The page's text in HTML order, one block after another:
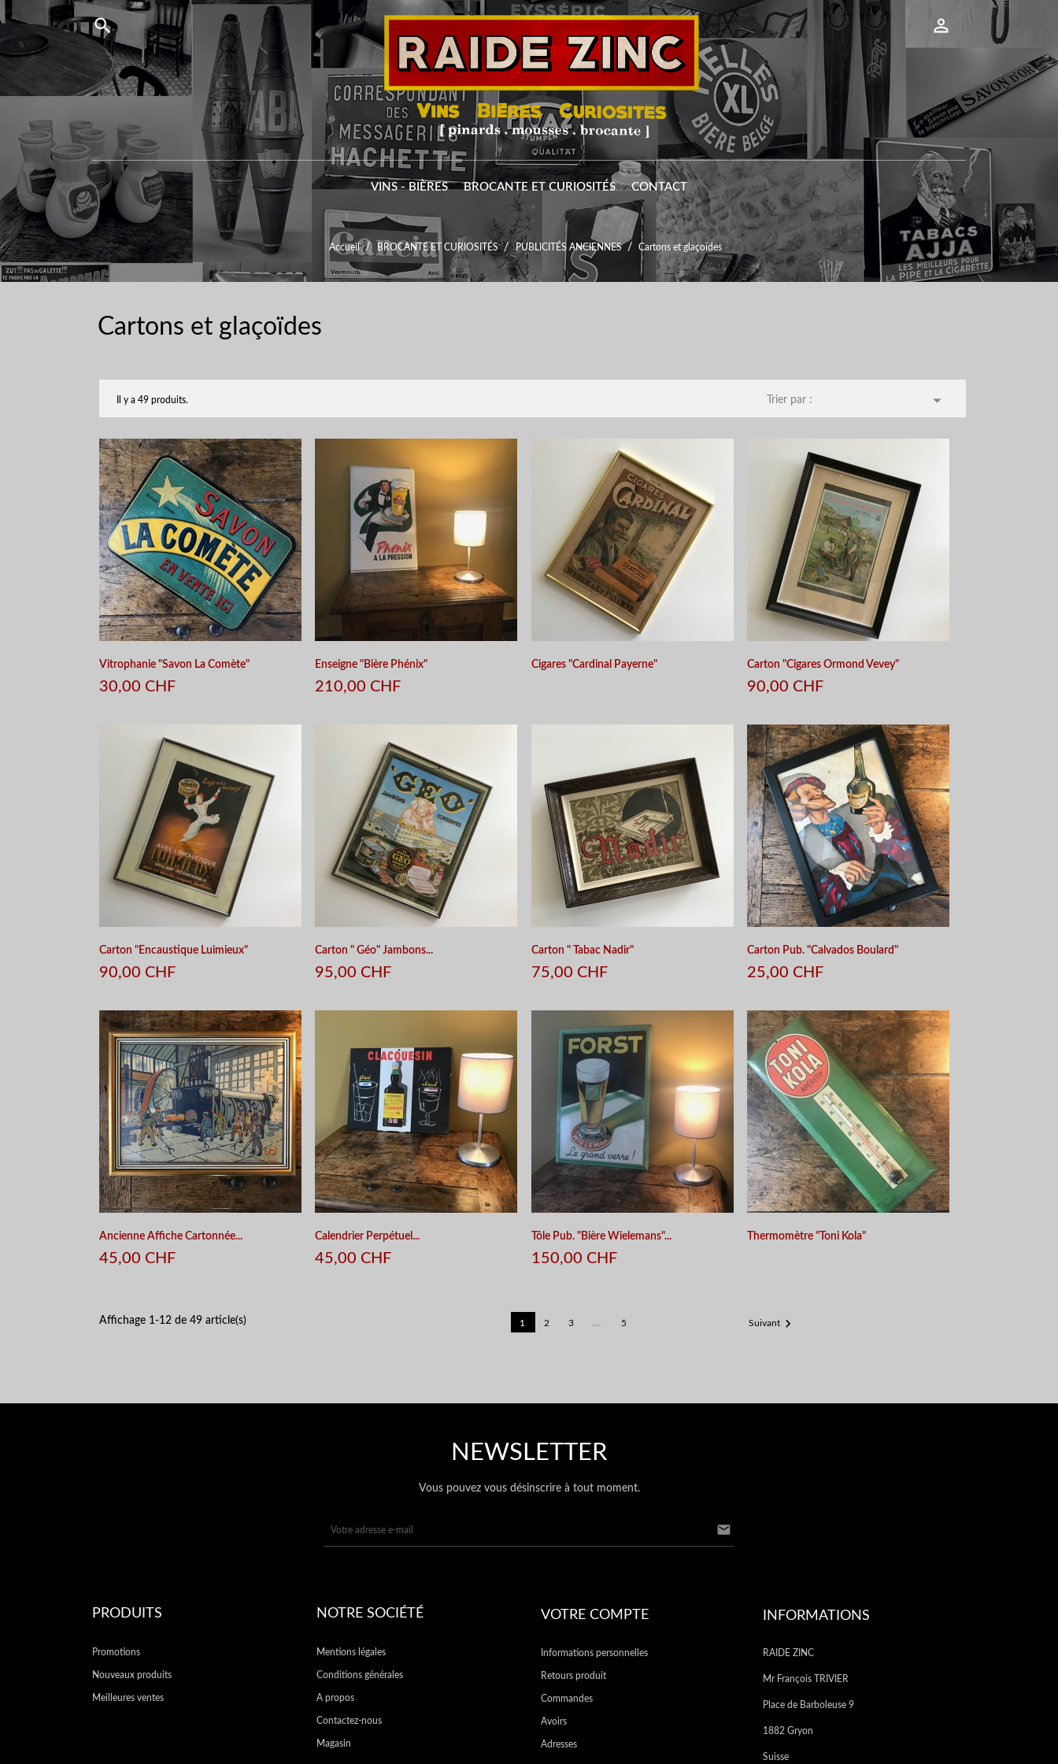
 
VINS - BIÈRES BROCANTE ET CURIOSITÉS CONTACT
Accueil BROCANTE ET CURIOSITÉS PUBLICITÉS ANCIENNES Cartons et glaçoïdes
Cartons et glaçoïdes
Il y a 49 produits. Trier par : 
APERÇU RAPIDE
Vitrophanie "Savon La Comète"
30,00 CHF
APERÇU RAPIDE
Enseigne "Bière Phénix"
210,00 CHF
APERÇU RAPIDE
Cigares "Cardinal Payerne"
APERÇU RAPIDE
Carton "Cigares Ormond Vevey"
90,00 CHF
APERÇU RAPIDE
Carton "Encaustique Luimieux"
90,00 CHF
APERÇU RAPIDE
Carton " Géo" Jambons...
95,00 CHF
APERÇU RAPIDE
Carton " Tabac Nadir"
75,00 CHF
APERÇU RAPIDE
Carton Pub. "Calvados Boulard"
25,00 CHF
Ancienne Affiche Cartonnée...
45,00 CHF
Calendrier Perpétuel...
45,00 CHF
Tôle Pub. "Bière Wielemans"...
150,00 CHF
Thermomètre "Toni Kola"
Affichage 1-12 de 49 article(s) 1 2 3 … 5 Suivant
NEWSLETTER
Vous pouvez vous désinscrire à tout moment.

PRODUITS
Promotions
Nouveaux produits
Meilleures ventes
NOTRE SOCIÉTÉ
Mentions légales
Conditions générales
A propos
Contactez-nous
Magasin
VOTRE COMPTE
Informations personnelles
Retours produit
Commandes
Avoirs
Adresses
INFORMATIONS
RAIDE ZINC
Mr François TRIVIER
Place de Barboleuse 9
1882 Gryon
Suisse